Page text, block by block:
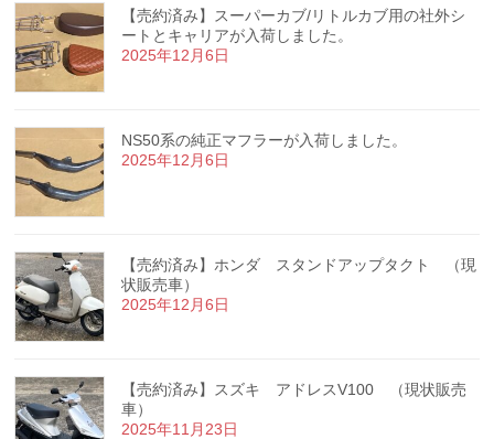
【売約済み】スーパーカブ/リトルカブ用の社外シ
ートとキャリアが入荷しました。
2025年12月6日
NS50系の純正マフラーが入荷しました。
2025年12月6日
【売約済み】ホンダ スタンドアップタクト （現
状販売車）
2025年12月6日
【売約済み】スズキ アドレスV100 （現状販売
車）
2025年11月23日